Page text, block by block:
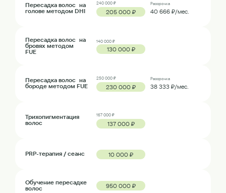
Пересадка волос на
голове методом DHI
240 000 ₽
205 000 ₽
Рассрочка
40 666 ₽/мес.
Пересадка волос на
бровях методом
FUE
140 000 ₽
130 000 ₽
Пересадка волос на
бороде методом FUE
250 000 ₽
230 000 ₽
Рассрочка
38 333 ₽/мес.
Трихопигментация
волос
167 000 ₽
137 000 ₽
PRP-терапия / сеанс 10 000 ₽
Обучение пересадке
волос
950 000 ₽